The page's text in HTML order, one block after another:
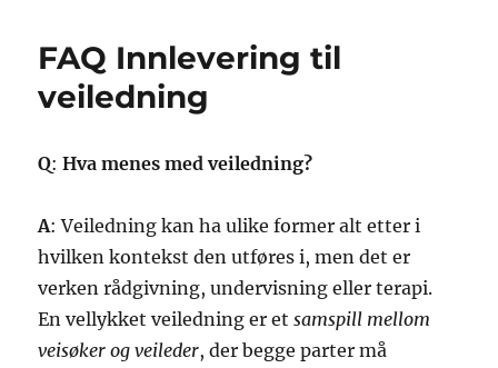
FAQ Innlevering til
veiledning
Q: Hva menes med veiledning?
A: Veiledning kan ha ulike former alt etter i
hvilken kontekst den utføres i, men det er
verken rådgivning, undervisning eller terapi.
En vellykket veiledning er etsamspill mellom
veisøker og veileder, der begge parter må